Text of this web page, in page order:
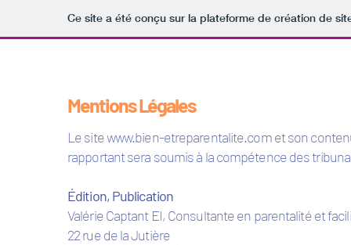
Ce site a été conçu sur la plateforme de création de
Mentions Légales
Le sitewww.bien-etreparentalite.comet son
rapportant sera soumis à la compétence des
Édition, Publication
Valérie Captant EI, Consultante en parentalité et
22 rue de la Jutière